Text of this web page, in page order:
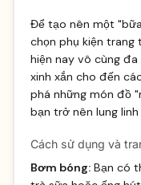
Để tạo nên một
chọn phụ kiện trang
hiện nay vô cùng
xinh xắn cho đến
phá những món đồ
bạn trở nên lung
Cách sử dụng và
Bơm bóng:Bạn có